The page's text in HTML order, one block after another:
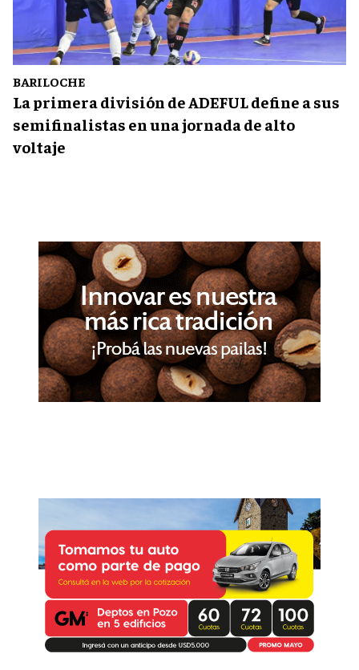
BARILOCHE
La primera división de ADEFUL define a sus
semifinalistas en una jornada de alto
voltaje